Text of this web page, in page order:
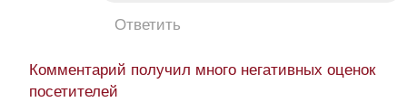
Ответить
Комментарий получил много негативных оценок
посетителей